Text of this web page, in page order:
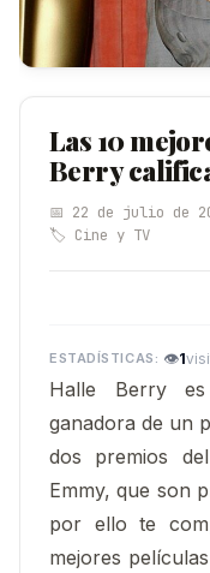
Las 10
Berry
📅 22 de julio de
🏷️ Cine y TV
👁1
Halle Berry es
ganadora de un
dos premios
Emmy, que son
por ello te
mejores